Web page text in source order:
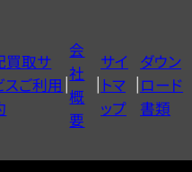
買取サ
スご利用
会
社
概
要
サイ
トマ
ップ
ダウン
ロード
書類